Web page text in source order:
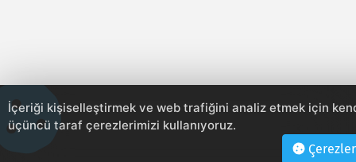
İçeriği kişiselleştirmek ve web trafiğini analiz etmek için
üçüncü taraf çerezlerimizi kullanıyoruz.